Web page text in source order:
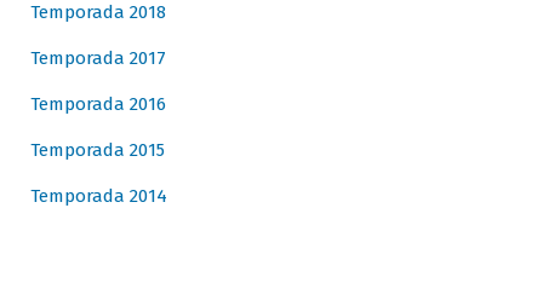
Temporada 2018
Temporada 2017
Temporada 2016
Temporada 2015
Temporada 2014